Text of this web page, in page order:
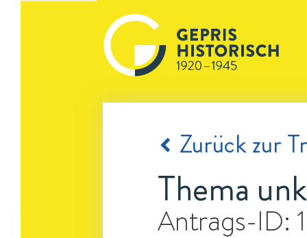
Zurück zur
Thema
Antrags-ID: